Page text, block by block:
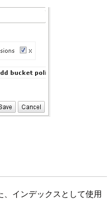
インデックスとして使用